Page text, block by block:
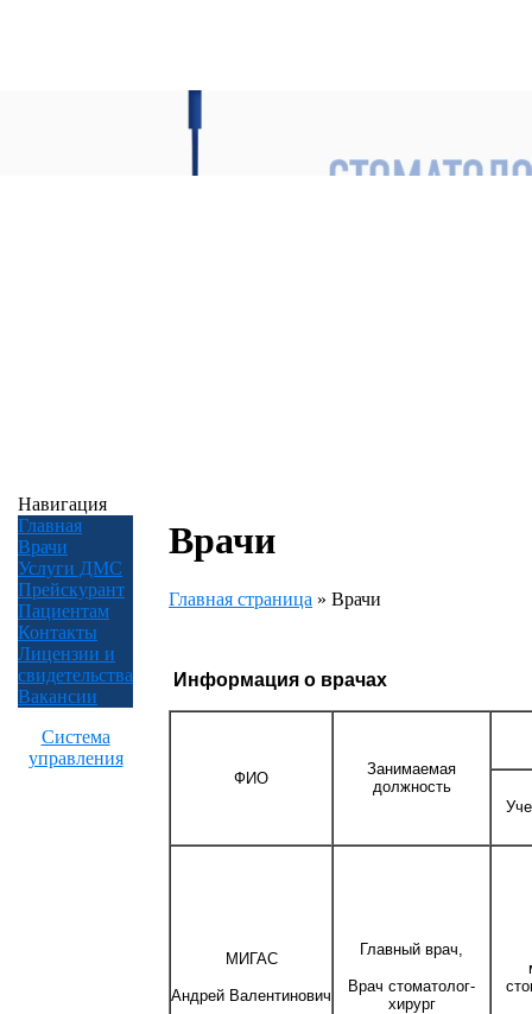
Навигация
Главная
Врачи
Услуги ДМС
Прейскурант
Пациентам
Контакты
Лицензии и
свидетельства
Вакансии
Система
управления
Врачи
Главная страница » Врачи
Информация о врачах
ФИО
Занимаемая
должность
МИГАС
Андрей Валентинович
Главный врач,
Врач стоматолог-
хирург